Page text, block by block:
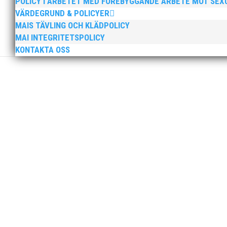
VÄRDEGRUND & POLICYER
MAIS TÄVLING OCH KLÄDPOLICY
MAI INTEGRITETSPOLICY
KONTAKTA OSSPeter Karlsson slutar som klubbchef i MAI. Peters
sista dag som klubbchef. Bästa medlemmar i MAI,